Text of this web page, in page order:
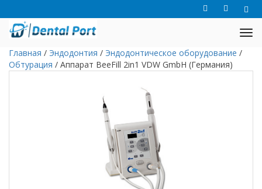
Главная / Эндодонтия / Эндодонтическое оборудование /
Обтурация / Аппарат BeeFill 2in1 VDW GmbH (Германия)